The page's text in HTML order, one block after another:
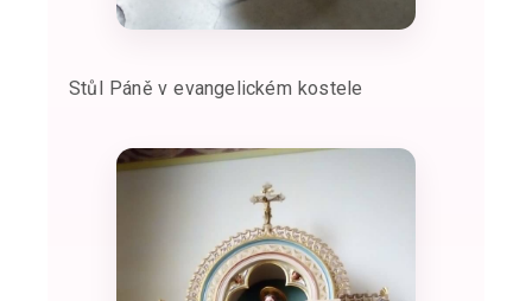
Stůl Páně v evangelickém kostele